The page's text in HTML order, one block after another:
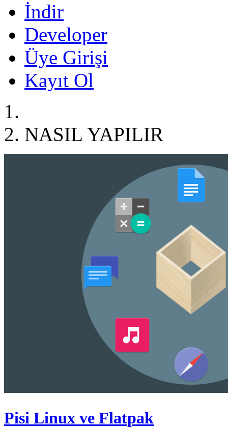
İndir
Developer
Üye Girişi
Kayıt Ol
NASIL YAPILIR
Pisi Linux ve Flatpak